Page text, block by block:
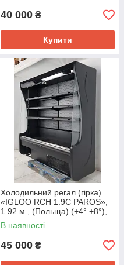
40 000 ₴
Купити
Холодильний регал (гірка)
«IGLOO RCH 1.9C PAROS»,
1.92 м., (Польща) (+4° +8°),
Б/у
В наявності
45 000 ₴